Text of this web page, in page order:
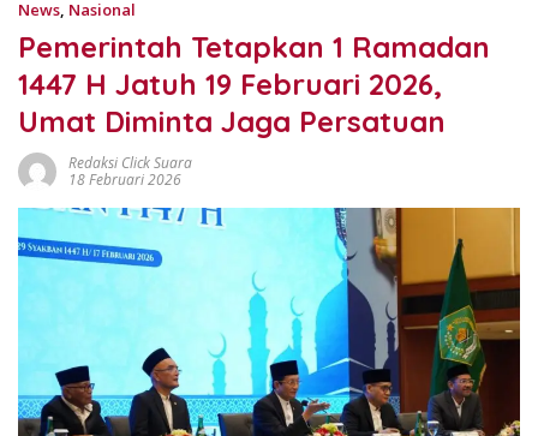
News, Nasional
Pemerintah Tetapkan 1 Ramadan
1447 H Jatuh 19 Februari 2026,
Umat Diminta Jaga Persatuan
Redaksi Click Suara
18 Februari 2026